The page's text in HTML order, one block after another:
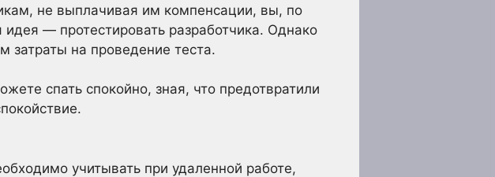
не выплачивая им компенсации, вы, по
— протестировать разработчика. Однако
затраты на проведение теста.
спать спокойно, зная, что предотвратили
учитывать при удаленной работе,